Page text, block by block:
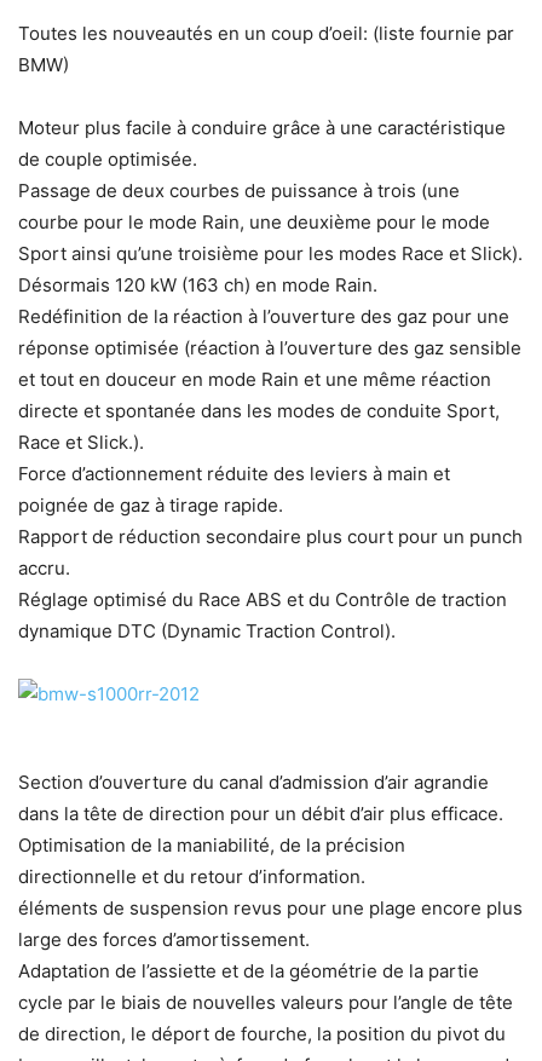
Toutes les nouveautés en un coup d’oeil: (liste fournie par
BMW)
Moteur plus facile à conduire grâce à une caractéristique
de couple optimisée.
Passage de deux courbes de puissance à trois (une
courbe pour le mode Rain, une deuxième pour le mode
Sport ainsi qu’une troisième pour les modes Race et Slick).
Désormais 120 kW (163 ch) en mode Rain.
Redéfinition de la réaction à l’ouverture des gaz pour une
réponse optimisée (réaction à l’ouverture des gaz sensible
et tout en douceur en mode Rain et une même réaction
directe et spontanée dans les modes de conduite Sport,
Race et Slick.).
Force d’actionnement réduite des leviers à main et
poignée de gaz à tirage rapide.
Rapport de réduction secondaire plus court pour un punch
accru.
Réglage optimisé du Race ABS et du Contrôle de traction
dynamique DTC (Dynamic Traction Control).
Section d’ouverture du canal d’admission d’air agrandie
dans la tête de direction pour un débit d’air plus efficace.
Optimisation de la maniabilité, de la précision
directionnelle et du retour d’information.
éléments de suspension revus pour une plage encore plus
large des forces d’amortissement.
Adaptation de l’assiette et de la géométrie de la partie
cycle par le biais de nouvelles valeurs pour l’angle de tête
de direction, le déport de fourche, la position du pivot du